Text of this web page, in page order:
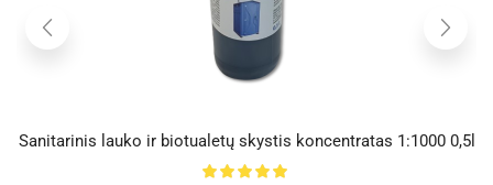
Sanitarinis lauko ir biotualetų skystis koncentratas 1:1000 0,5l